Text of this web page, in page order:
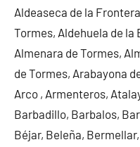
Aldeaseca de la
Tormes, Aldehuela de la
Almenara de Tormes,
de Tormes, Arabayona
Arco , Armenteros,
Barbadillo, Barbalos,
Béjar, Beleña,